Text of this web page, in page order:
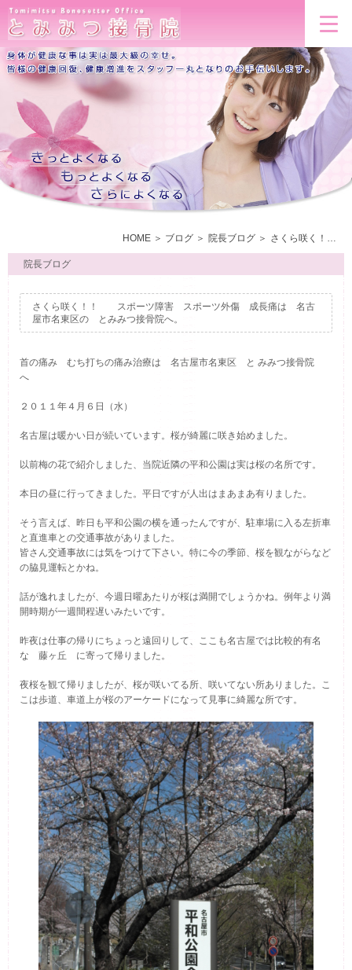
HOME ブログ 院長ブログ さくら咲く！！ スポーツ障害 スポーツ外傷 成長痛は 名古屋市名東区の とみみつ接骨院へ。
院長ブログ
さくら咲く！！ スポーツ障害 スポーツ外傷 成長痛は 名古
屋市名東区の とみみつ接骨院へ。
首の痛み むち打ちの痛み治療は 名古屋市名東区 と みみつ接骨院
へ
２０１１年４月６日（水 ）
名古屋は暖かい日が続いています。桜が綺麗に咲き始めました。
以前梅の花で紹介しました、当院近隣の平和公園は実は桜の名所です。
本日の昼に行ってきました。平日ですが人出はまあまあ有りました。
そう言えば、昨日も平和公園の横を通ったんですが、駐車場に入る左折車
と直進車との交通事故がありました。
皆さん交通事故には気をつけて下さい。特に今の季節、桜を観ながらなど
の脇見運転とかね。
話が逸れましたが、今週日曜あたりが桜は満開でしょうかね。例年より満
開時期が一週間程遅いみたいです。
昨夜は仕事の帰りにちょっと遠回りして、ここも名古屋では比較的有名
な 藤ヶ丘 に寄って帰りました。
夜桜を観て帰りましたが、桜が咲いてる所、咲いてない所ありました。こ
こは歩道、車道上が桜のアーケードになって見事に綺麗な所です。